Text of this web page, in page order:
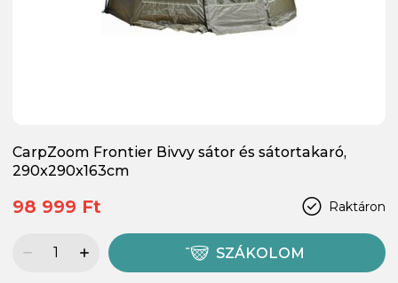
CarpZoom Frontier Bivvy sátor és sátortakaró,
290x290x163cm
Raktáron
98 999 Ft
SZÁKOLOM